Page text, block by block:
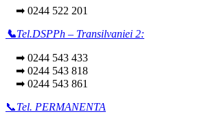
➡ 0244 522 201
📞Tel.DSPPh – Transilvaniei 2:
➡ 0244 543 433
➡ 0244 543 818
➡ 0244 543 861
📞Tel. PERMANENTA